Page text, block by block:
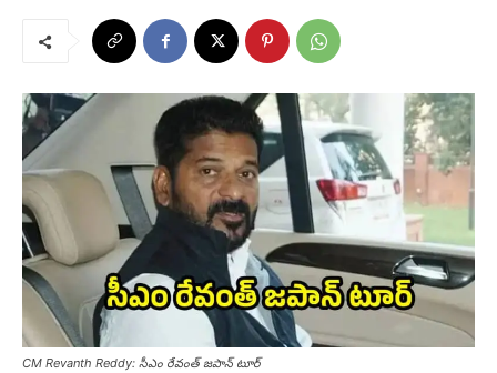
CM Revanth Reddy: సీఎం రేవంత్ జపాన్ టూర్